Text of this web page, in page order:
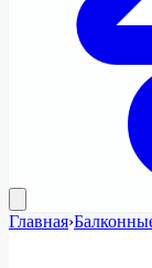
Главная›